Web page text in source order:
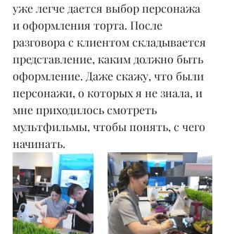
уже легче дается выбор персонажа
и оформления торта. После
разговора с клиентом складывается
представление, каким должно быть
оформление. Даже скажу, что были
персонажи, о которых я не знала, и
мне приходилось смотреть
мультфильмы, чтобы понять, с чего
начинать.